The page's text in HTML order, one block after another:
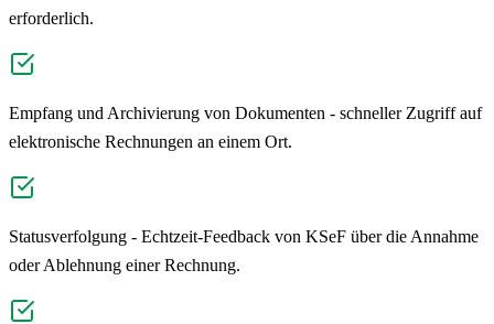
erforderlich.
Empfang und Archivierung von Dokumenten - schneller Zugriff auf
elektronische Rechnungen an einem Ort.
Statusverfolgung - Echtzeit-Feedback von KSeF über die Annahme
oder Ablehnung einer Rechnung.